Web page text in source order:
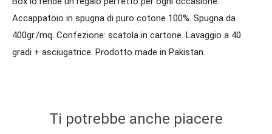
Accappatoio in spugna di puro cotone 100%. Spugna da
400gr./mq. Confezione: scatola in cartone. Lavaggio a 40
gradi + asciugatrice. Prodotto made in Pakistan.
Ti potrebbe anche piacere